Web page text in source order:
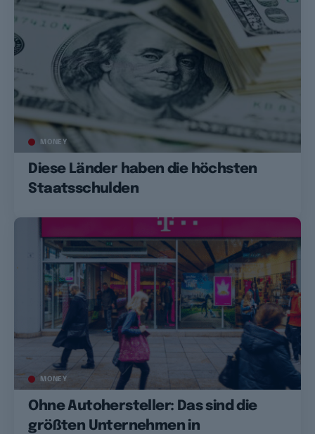
MONEY
Diese Länder haben die höchsten
Staatsschulden
MONEY
Ohne Autohersteller: Das sind die
größten Unternehmen in